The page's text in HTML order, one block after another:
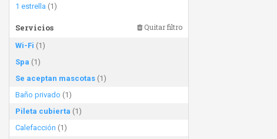
1 estrella (1)
Servicios Quitar filtro
Wi-Fi (1)
Spa (1)
Se aceptan mascotas (1)
Baño privado (1)
Pileta cubierta (1)
Calefacción (1)